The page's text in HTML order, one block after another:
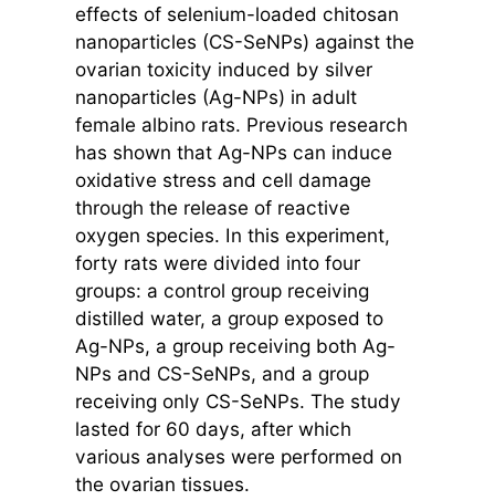
effects of selenium-loaded chitosan
nanoparticles (CS-SeNPs) against the
ovarian toxicity induced by silver
nanoparticles (Ag-NPs) in adult
female albino rats. Previous research
has shown that Ag-NPs can induce
oxidative stress and cell damage
through the release of reactive
oxygen species. In this experiment,
forty rats were divided into four
groups: a control group receiving
distilled water, a group exposed to
Ag-NPs, a group receiving both Ag-
NPs and CS-SeNPs, and a group
receiving only CS-SeNPs. The study
lasted for 60 days, after which
various analyses were performed on
the ovarian tissues.